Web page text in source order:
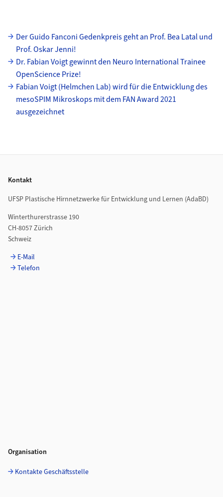
Unterseiten
Der Guido Fanconi Gedenkpreis geht an Prof. Bea Latal und
Prof. Oskar Jenni!
Dr. Fabian Voigt gewinnt den Neuro International Trainee
OpenScience Prize!
Fabian Voigt (Helmchen Lab) wird für die Entwicklung des
mesoSPIM Mikroskops mit dem FAN Award 2021
ausgezeichnet
Kontakt
UFSP Plastische Hirnnetzwerke für Entwicklung und Lernen (AdaBD)
Winterthurerstrasse 190
CH-8057 Zürich
Schweiz
E-Mail
Telefon
Organisation
Kontakte Geschäftsstelle